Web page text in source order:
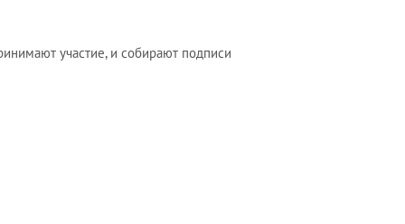
участие, и собирают подписи